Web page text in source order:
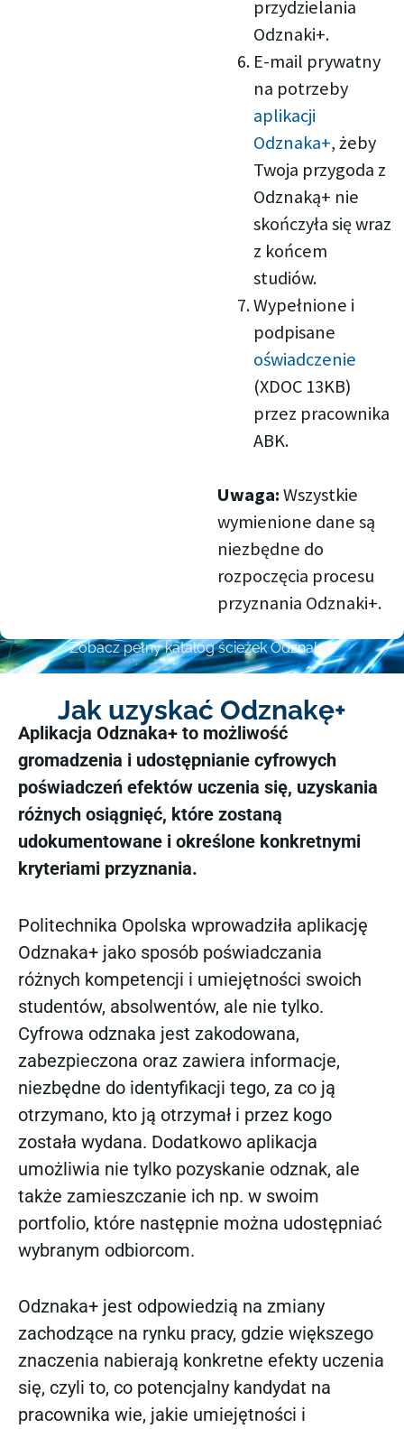
przydzielania
Odznaki+.
E-mail prywatny
na potrzeby
aplikacji
Odznaka+, żeby
Twoja przygoda z
Odznaką+ nie
skończyła się wraz
z końcem
studiów.
Wypełnione i
podpisane
oświadczenie
(XDOC 13KB)
przez pracownika
ABK.
Uwaga:Wszystkie
wymienione dane są
niezbędne do
rozpoczęcia procesu
przyznania Odznaki+.
Zobacz pełny katalog ścieżek Odznaka+
Jak uzyskać Odznakę+
Aplikacja Odznaka+ to możliwość
gromadzenia i udostępnianie cyfrowych
poświadczeń efektów uczenia się, uzyskania
różnych osiągnięć, które zostaną
udokumentowane i określone konkretnymi
kryteriami przyznania.
Politechnika Opolska wprowadziła aplikację
Odznaka+ jako sposób poświadczania
różnych kompetencji i umiejętności swoich
studentów, absolwentów, ale nie tylko.
Cyfrowa odznaka jest zakodowana,
zabezpieczona oraz zawiera informacje,
niezbędne do identyfikacji tego, za co ją
otrzymano, kto ją otrzymał i przez kogo
została wydana. Dodatkowo aplikacja
umożliwia nie tylko pozyskanie odznak, ale
także zamieszczanie ich np. w swoim
portfolio, które następnie można udostępniać
wybranym odbiorcom.
Odznaka+ jest odpowiedzią na zmiany
zachodzące na rynku pracy, gdzie większego
znaczenia nabierają konkretne efekty uczenia
się, czyli to, co potencjalny kandydat na
pracownika wie, jakie umiejętności i